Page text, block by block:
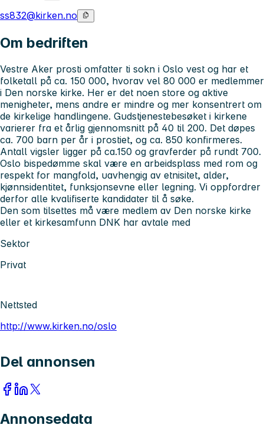
ss832@kirken.no
Om bedriften
Vestre Aker prosti omfatter ti sokn i Oslo vest og har et
folketall på ca. 150 000, hvorav vel 80 000 er medlemmer
i Den norske kirke. Her er det noen store og aktive
menigheter, mens andre er mindre og mer konsentrert om
de kirkelige handlingene. Gudstjenestebesøket i kirkene
varierer fra et årlig gjennomsnitt på 40 til 200. Det døpes
ca. 700 barn per år i prostiet, og ca. 850 konfirmeres.
Antall vigsler ligger på ca.150 og gravferder på rundt 700.
Oslo bispedømme skal være en arbeidsplass med rom og
respekt for mangfold, uavhengig av etnisitet, alder,
kjønnsidentitet, funksjonsevne eller legning. Vi oppfordrer
derfor alle kvalifiserte kandidater til å søke.
Den som tilsettes må være medlem av Den norske kirke
eller et kirkesamfunn DNK har avtale med
Sektor
Privat
Nettsted
http://www.kirken.no/oslo
Del annonsen
Annonsedata